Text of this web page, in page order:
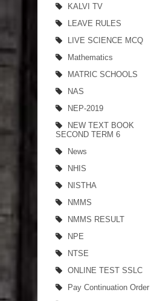
KALVI TV
LEAVE RULES
LIVE SCIENCE MCQ
Mathematics
MATRIC SCHOOLS
NAS
NEP-2019
NEW TEXT BOOK
SECOND TERM 6
News
NHIS
NISTHA
NMMS
NMMS RESULT
NPE
NTSE
ONLINE TEST SSLC
Pay Continuation Order